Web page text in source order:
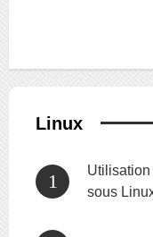
Linux
sous